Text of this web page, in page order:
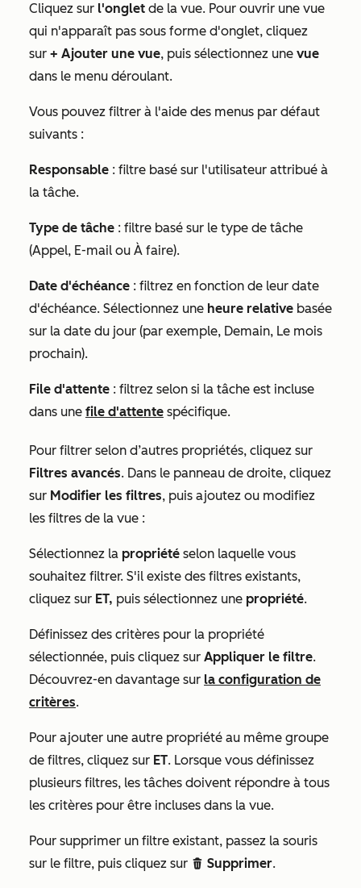
Cliquez sur l'onglet de la vue. Pour ouvrir une vue
qui n'apparaît pas sous forme d'onglet, cliquez
sur + Ajouter une vue, puis sélectionnez une vue
dans le menu déroulant.
Vous pouvez filtrer à l'aide des menus par défaut
suivants :
Responsable : filtre basé sur l'utilisateur attribué à
la tâche.
Type de tâche : filtre basé sur le type de tâche
(Appel, E-mail ou À faire).
Date d'échéance : filtrez en fonction de leur date
d'échéance. Sélectionnez une heure relative basée
sur la date du jour (par exemple, Demain, Le mois
prochain).
File d'attente : filtrez selon si la tâche est incluse
dans une file d'attente spécifique.
Pour filtrer selon d’autres propriétés, cliquez sur
Filtres avancés. Dans le panneau de droite, cliquez
sur Modifier les filtres, puis ajoutez ou modifiez
les filtres de la vue :
Sélectionnez la propriété selon laquelle vous
souhaitez filtrer. S'il existe des filtres existants,
cliquez sur ET, puis sélectionnez une propriété.
Définissez des critères pour la propriété
sélectionnée, puis cliquez sur Appliquer le filtre.
Découvrez-en davantage sur la configuration de
critères.
Pour ajouter une autre propriété au même groupe
de filtres, cliquez sur ET. Lorsque vous définissez
plusieurs filtres, les tâches doivent répondre à tous
les critères pour être incluses dans la vue.
Pour supprimer un filtre existant, passez la souris
sur le filtre, puis cliquez sur delete Supprimer.